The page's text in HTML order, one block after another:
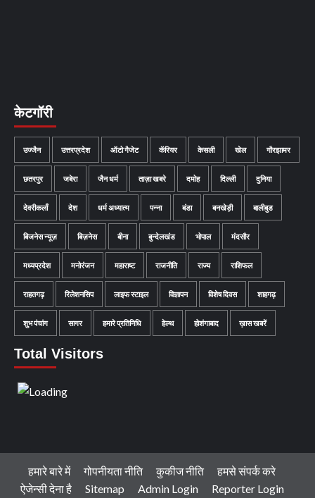
केटगॉरी
उज्जैन उत्तरप्रदेश ऑटो गैजेट कॅरियर केसली खेल गौरझामर
छतरपुर जबेरा जैन धर्म ताज़ा खबरे दमोह दिल्ली दुनिया
देवरीकलाँ देश धर्म अध्यात्म पन्ना बंडा बनखेड़ी बालीबुड
बिजनेस न्यूज़ बिज़नेस बीना बुन्देलखंड भोपाल मंदसौर
मध्यप्रदेश मनोरंजन महाराष्ट राजनीति राज्य राशिफल
राहतगढ़ रिलेशनसिप लाइफ स्टाइल विज्ञापन विशेष दिवस शाहगढ़
शुभ पंचांग सागर हमारे प्रतिनिधि हेल्थ होशंगाबाद ख़ास खबरें
Total Visitors
हमारे बारे में गोपनीयता नीति कुकीज नीति
हमसे संपर्क करे
ऐजेन्सी देना है
Sitemap Admin Login Reporter Login